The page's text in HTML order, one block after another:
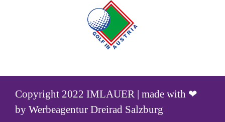
Copyright 2022 IMLAUER | made with ❤
by Werbeagentur Dreirad Salzburg